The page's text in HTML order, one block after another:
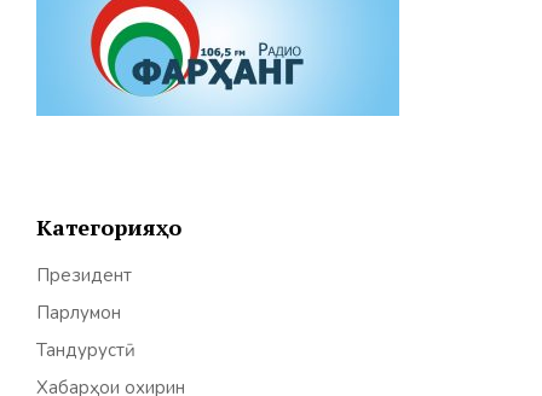
Категорияҳо
Президент
Парлумон
Тандурустӣ
Хабарҳои охирин